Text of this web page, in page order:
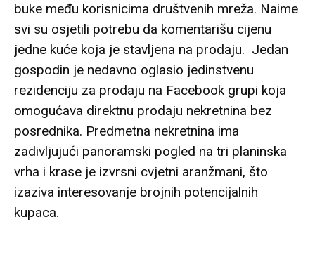
buke među korisnicima društvenih mreža. Naime
svi su osjetili potrebu da komentarišu cijenu
jedne kuće koja je stavljena na prodaju. Jedan
gospodin je nedavno oglasio jedinstvenu
rezidenciju za prodaju na Facebook grupi koja
omogućava direktnu prodaju nekretnina bez
posrednika. Predmetna nekretnina ima
zadivljujući panoramski pogled na tri planinska
vrha i krase je izvrsni cvjetni aranžmani, što
izaziva interesovanje brojnih potencijalnih
kupaca.